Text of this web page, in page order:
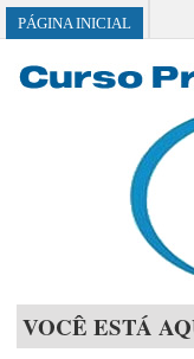
BRASIL
PÁGINA INICIAL
VOCÊ ESTÁ